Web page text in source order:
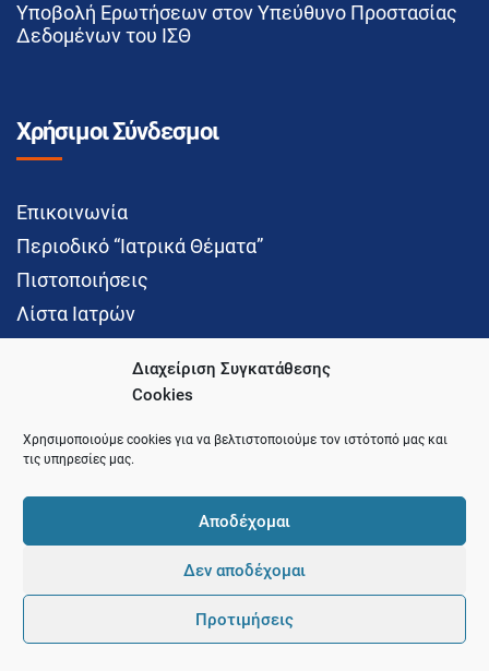
Διαχείριση Συγκατάθεσης
Cookies
Χρησιμοποιούμε cookies για να βελτιστοποιούμε τον ιστότοπό μας και
τις υπηρεσίες μας.
Αποδέχομαι
Δεν αποδέχομαι
Προτιμήσεις
Υποβολή Ερωτήσεων στον Υπεύθυνο Προστασίας
Δεδομένων του ΙΣΘ
Χρήσιμοι Σύνδεσμοι
Επικοινωνία
Περιοδικό “Ιατρικά Θέματα”
Πιστοποιήσεις
Λίστα Ιατρών
Social Media
© 2021 Ιατρικός Σύλλογος Θεσσαλονίκης
Development and Hosting byPointer